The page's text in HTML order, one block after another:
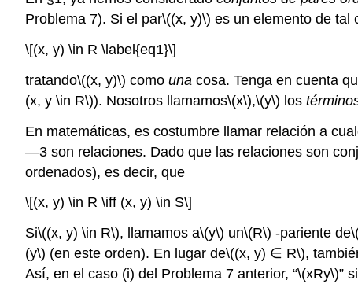
Problema 7). Si el par\((x, y)\) es un elemento de tal
\[(x, y) \in R \label{eq1}\]
tratando\((x, y)\) como una cosa. Tenga en cuenta
(x, y \in R\)). Nosotros llamamos\(x\),\(y\) los
En matemáticas, es costumbre llamar relación a
—3 son relaciones. Dado que las relaciones son
ordenados), es decir, que
\[(x, y) \in R \iff (x, y) \in S\]
Si\((x, y) \in R\), llamamos a\(y\) un\(R\) -pariente de
(y\) (en este orden). En lugar de\((x, y) ∈ R\),
Así, en el caso (i) del Problema 7 anterior, “\(xRy\)”